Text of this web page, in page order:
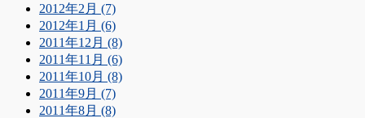
2012年2月 (7)
2012年1月 (6)
2011年12月 (8)
2011年11月 (6)
2011年10月 (8)
2011年9月 (7)
2011年8月 (8)